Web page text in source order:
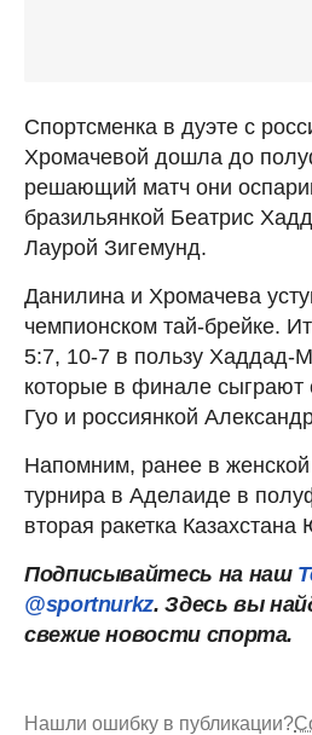
Спортсменка в дуэте с
Хромачевой дошла до
решающий матч они
бразильянкой Беатрис
Лаурой Зигемунд.
Данилина и Хромачева
чемпионском тай-брейке.
5:7, 10-7 в пользу Хаддад-
которые в финале сыграют
Гуо и россиянкой
Напомним, ранее в женской
турнира в Аделаиде в
вторая ракетка
Подписывайтесь на наш
@sportnurkz. Здесь вы
свежие новости спорта.
Нашли ошибку в публикации?